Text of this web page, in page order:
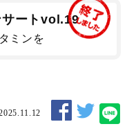
サートvol.19
ミンを